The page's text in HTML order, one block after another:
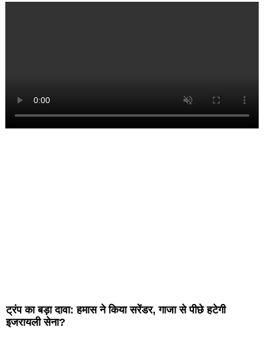
ट्रंप का बड़ा दावा: हमास ने किया सरेंडर, गाजा से पीछे हटेगी
इजरायली सेना?